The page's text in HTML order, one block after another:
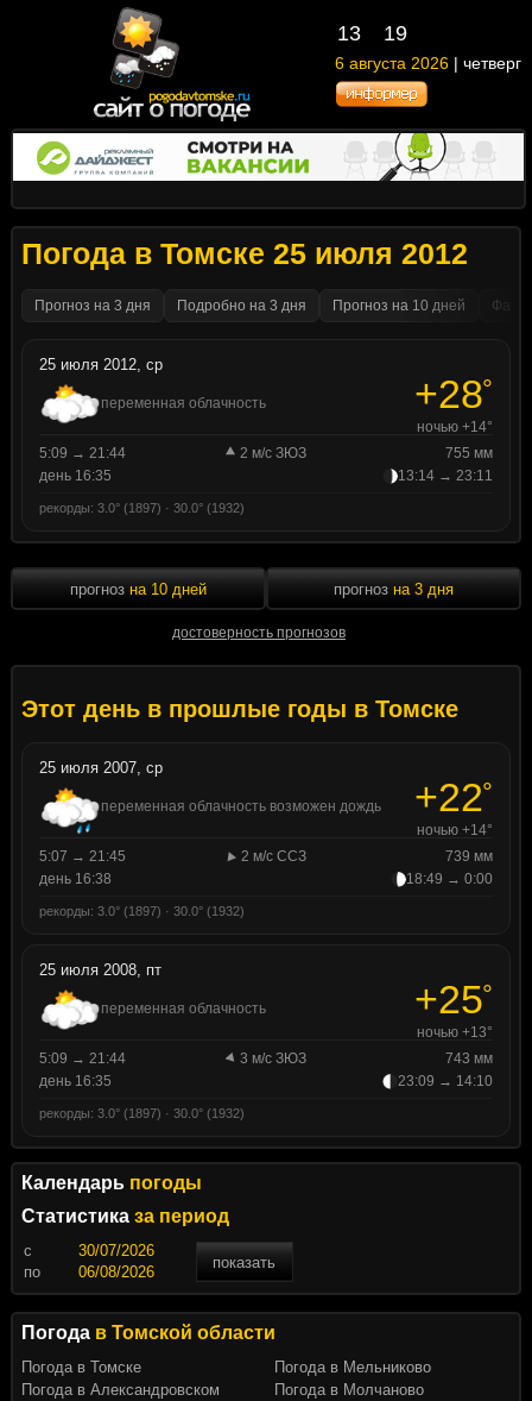
13 19
6 августа 2026 | четверг
Погода в Томске 25 июля 2012
Прогноз на 3 дня Подробно на 3 дня Прогноз на 10 дней
25 июля 2012, ср
переменная облачность +28°
ночью +14°
5:09 → 21:44
2 м/с ЗЮЗ
755 мм
день 16:35
13:14 → 23:11
рекорды: 3.0° (1897) · 30.0° (1932)
прогноз на 10 дней
достоверность прогнозов
прогноз на 3 дня
Этот день в прошлые годы в Томске
25 июля 2007, ср
переменная облачность возможен дождь +22°
ночью +14°
5:07 → 21:45
2 м/с ССЗ
739 мм
день 16:38
18:49 → 0:00
рекорды: 3.0° (1897) · 30.0° (1932)
25 июля 2008, пт
переменная облачность +25°
ночью +13°
5:09 → 21:44
3 м/с ЗЮЗ
743 мм
день 16:35
23:09 → 14:10
рекорды: 3.0° (1897) · 30.0° (1932)
Календарь погоды
Статистика за период
c
показать
по
Погода в Томской области
Погода в Томске
Погода в Александровском
Погода в Мельниково
Погода в Молчаново